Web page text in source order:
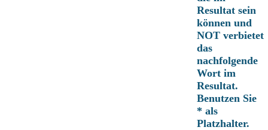
Resultat sein
können und
NOT verbietet
das
nachfolgende
Wort im
Resultat.
Benutzen Sie
* als
Platzhalter.